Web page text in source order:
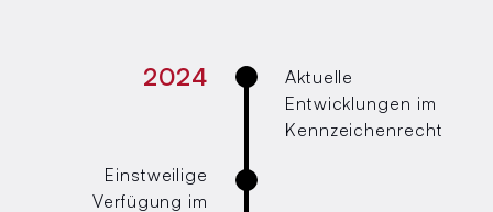
2024
Aktuelle
Entwicklungen im
Kennzeichenrecht
Einstweilige
Verfügung im